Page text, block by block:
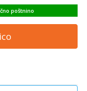
poštnino